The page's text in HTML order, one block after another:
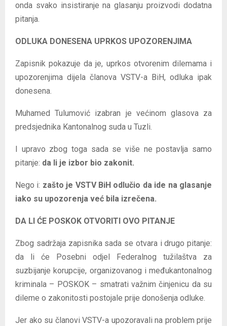
onda svako insistiranje na glasanju proizvodi dodatna
pitanja.
ODLUKA DONESENA UPRKOS UPOZORENJIMA
Zapisnik pokazuje da je, uprkos otvorenim dilemama i
upozorenjima dijela članova VSTV-a BiH, odluka ipak
donesena.
Muhamed Tulumović izabran je većinom glasova za
predsjednika Kantonalnog suda u Tuzli.
I upravo zbog toga sada se više ne postavlja samo
pitanje: da li je izbor bio zakonit.
Nego i: zašto je VSTV BiH odlučio da ide na glasanje
iako su upozorenja već bila izrečena.
DA LI ĆE POSKOK OTVORITI OVO PITANJE
Zbog sadržaja zapisnika sada se otvara i drugo pitanje:
da li će Posebni odjel Federalnog tužilaštva za
suzbijanje korupcije, organizovanog i međukantonalnog
kriminala – POSKOK – smatrati važnim činjenicu da su
dileme o zakonitosti postojale prije donošenja odluke.
Jer ako su članovi VSTV-a upozoravali na problem prije